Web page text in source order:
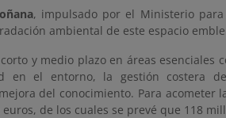
, impulsado por el Ministerio para
ambiental de este espacio
y medio plazo en áreas esenciales
en el entorno, la gestión costera
del conocimiento. Para acometer
de los cuales se prevé que 118